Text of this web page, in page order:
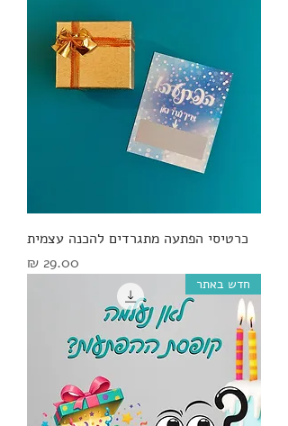
כרטיסי הפתעה מתגרדים להכנה עצמית
מחיר
חדש באתר